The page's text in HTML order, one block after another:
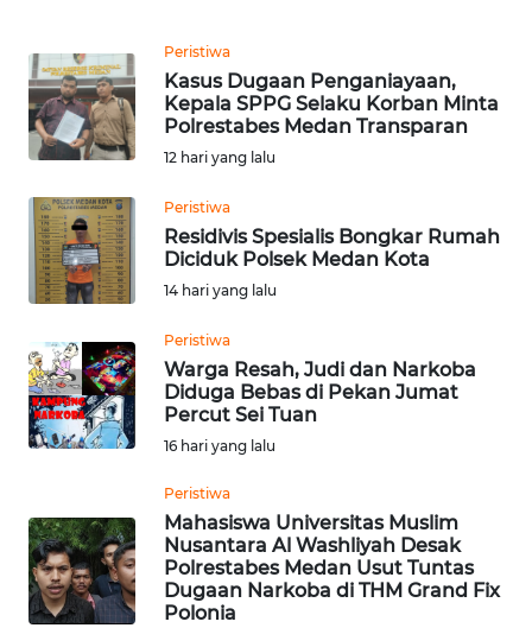
Peristiwa
Kasus Dugaan Penganiayaan,
Kepala SPPG Selaku Korban Minta
Polrestabes Medan Transparan
12 hari yang lalu
Peristiwa
Residivis Spesialis Bongkar Rumah
Diciduk Polsek Medan Kota
14 hari yang lalu
Peristiwa
Warga Resah, Judi dan Narkoba
Diduga Bebas di Pekan Jumat
Percut Sei Tuan
16 hari yang lalu
Peristiwa
Mahasiswa Universitas Muslim
Nusantara Al Washliyah Desak
Polrestabes Medan Usut Tuntas
Dugaan Narkoba di THM Grand Fix
Polonia
WN
MALUT
WN
WN
DANAU
TOBA
WN
NIAS
WN
WN
TAPANULI
SELATAN